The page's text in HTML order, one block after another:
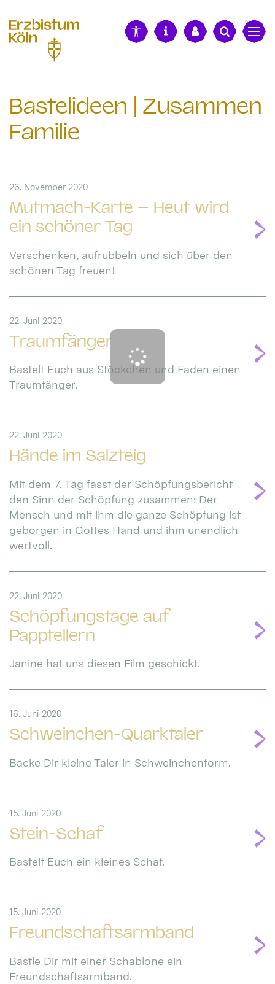
Bastelideen | Zusammen
Familie
Mutmach-Karte – Heut wird
ein schöner Tag
26. November 2020
Verschenken, aufrubbeln und sich über den
schönen Tag freuen!
Traumfänger
22. Juni 2020
Bastelt Euch aus Stöckchen und Faden einen
Traumfänger.
Hände im Salzteig
22. Juni 2020
Mit dem 7. Tag fasst der Schöpfungsbericht
den Sinn der Schöpfung zusammen: Der
Mensch und mit ihm die ganze Schöpfung ist
geborgen in Gottes Hand und ihm unendlich
wertvoll.
Schöpfungstage auf
Papptellern
22. Juni 2020
Janine hat uns diesen Film geschickt.
Schweinchen-Quarktaler
16. Juni 2020
Backe Dir kleine Taler in Schweinchenform.
Stein-Schaf
15. Juni 2020
Bastelt Euch ein kleines Schaf.
Freundschaftsarmband
15. Juni 2020
Bastle Dir mit einer Schablone ein
Freundschaftsarmband.